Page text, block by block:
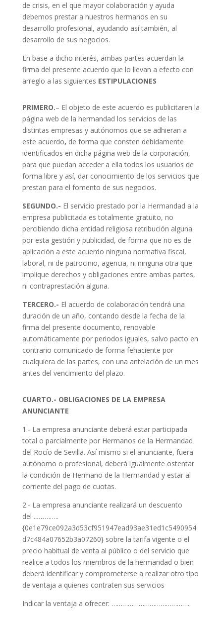
de crisis, en el que mayor colaboración y ayuda
debemos prestar a nuestros hermanos en su
desarrollo profesional, ayudando así también, al
desarrollo de sus negocios.
En base a dicho interés, ambas partes acuerdan la
firma del presente acuerdo que lo llevan a efecto con
arreglo a las siguientes ESTIPULACIONES
PRIMERO.– El objeto de este acuerdo es publicitaren la
página web de la hermandad los servicios de las
distintas empresas y autónomos que se adhieran a
este acuerdo, de forma que consten debidamente
identificados en dicha página web de la corporación,
para que puedan acceder a ella todos los usuarios de
forma libre y así, dar conocimiento de los servicios que
prestan para el fomento de sus negocios.
SEGUNDO.- El servicio prestado por la Hermandad a la
empresa publicitada es totalmente gratuito, no
percibiendo dicha entidad religiosa retribución alguna
por esta gestión y publicidad, de forma que no es de
aplicación a este acuerdo ninguna normativa fiscal,
laboral, ni de patrocinio, agencia, ni ninguna otra que
implique derechos y obligaciones entre ambas partes,
ni contraprestación alguna.
TERCERO.- El acuerdo de colaboración tendrá una
duración de un año, contando desde la fecha de la
firma del presente documento, renovable
automáticamente por periodos iguales, salvo pacto en
contrario comunicado de forma fehaciente por
cualquiera de las partes, con una antelación de un mes
antes del vencimiento del plazo.
CUARTO.- OBLIGACIONES DE LA EMPRESA
ANUNCIANTE
1.- La empresa anunciante deberá estar participada
total o parcialmente por Hermanos de la Hermandad
del Rocío de Sevilla. Así mismo si el anunciante, fuera
autónomo o profesional, deberá igualmente ostentar
la condición de Hermano de la Hermandad y estar al
corriente del pago de cuotas.
2.- La empresa anunciante realizará un descuento
del …………..
{0e1e79ce092a3d53cf951947ead93ae31ed1c5490954
d7c484a07652b3a07260} sobre la tarifa vigente o el
precio habitual de venta al público o del servicio que
realice a todos los miembros de la hermandad o bien
deberá identificar y comprometerse a realizar otro tipo
de ventaja a quienes contraten sus servicios
Indicar la ventaja a ofrecer: ……………………………………..